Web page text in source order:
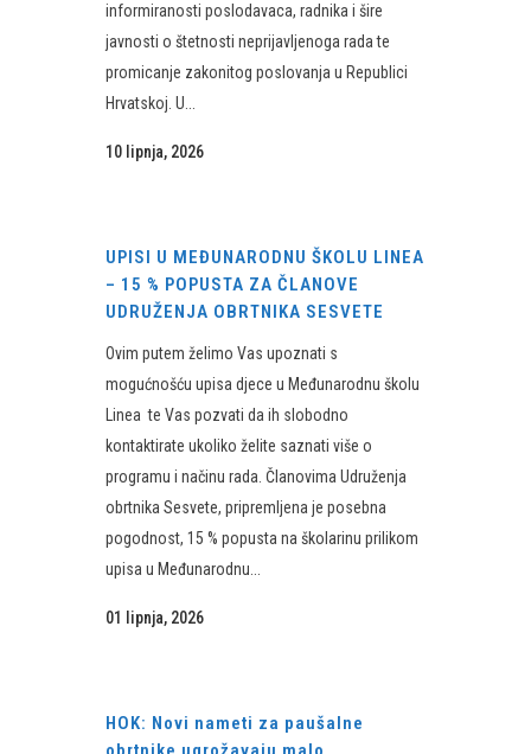
informiranosti poslodavaca, radnika i šire
javnosti o štetnosti neprijavljenoga rada te
promicanje zakonitog poslovanja u Republici
Hrvatskoj. U...
10 lipnja, 2026
UPISI U MEĐUNARODNU ŠKOLU LINEA
– 15 % POPUSTA ZA ČLANOVE
UDRUŽENJA OBRTNIKA SESVETE
Ovim putem želimo Vas upoznati s
mogućnošću upisa djece u Međunarodnu školu
Linea te Vas pozvati da ih slobodno
kontaktirate ukoliko želite saznati više o
programu i načinu rada. Članovima Udruženja
obrtnika Sesvete, pripremljena je posebna
pogodnost, 15 % popusta na školarinu prilikom
upisa u Međunarodnu...
01 lipnja, 2026
HOK: Novi nameti za paušalne